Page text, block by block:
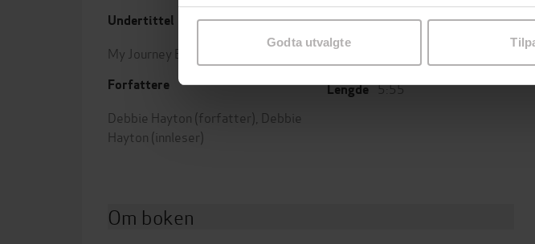
samtykke til spesifikke formål ved å klikke på «Tilpass».
Godta utvalgte
Undertittel
My Journey Back to Reality
Forfattere
Debbie Hayton (forfatter), Debbie
Hayton (innleser)
Forlag Swift Press Audio
Lengde 5:55
Om boken